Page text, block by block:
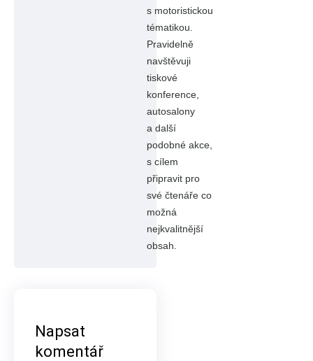
s motoristickou
tématikou.
Pravidelně
navštěvuji
tiskové
konference,
autosalony
a další
podobné akce,
s cílem
připravit pro
své čtenáře co
možná
nejkvalitnější
obsah.
Napsat
komentář